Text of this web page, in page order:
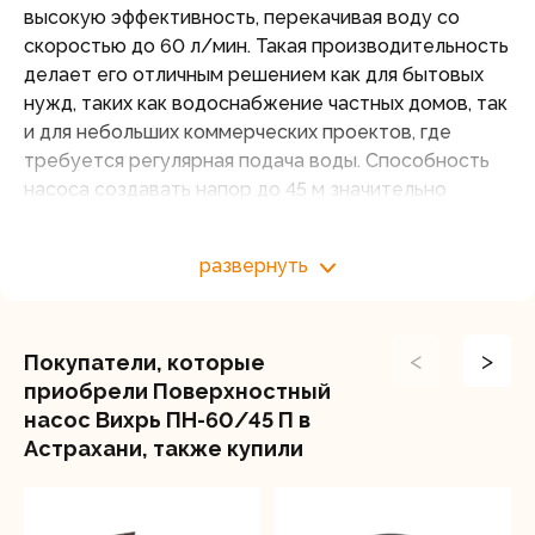
высокую эффективность, перекачивая воду со
скоростью до 60 л/мин. Такая производительность
делает его отличным решением как для бытовых
нужд, таких как водоснабжение частных домов, так
и для небольших коммерческих проектов, где
требуется регулярная подача воды. Способность
насоса создавать напор до 45 м значительно
систем полива и водоснабжения на больших
низкого уровня воды (до 9 м), обеспечивая
стабильную подачу жидкости.
Диаметр выходного отверстия составляет 1 дюйм,
что позволяет использовать стандартные шланги и
развернуть
Покупатели, которые
приобрели Поверхностный
насос Вихрь ПН-60/45 П в
Астрахани, также купили
< >